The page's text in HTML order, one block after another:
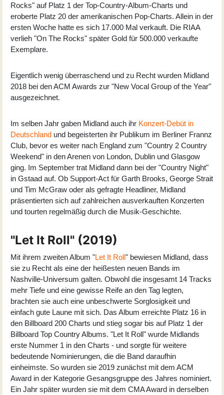
Rocks" auf Platz 1 der Top-Country-Album-Charts und
eroberte Platz 20 der amerikanischen Pop-Charts. Allein in der
ersten Woche hatte es sich 17.000 Mal verkauft. Die RIAA
verlieh "On The Rocks" später Gold für 500.000 verkaufte
Exemplare.
Eigentlich wenig überraschend und zu Recht wurden Midland
2018 bei den ACM Awards zur "New Vocal Group of the Year"
ausgezeichnet.
Im selben Jahr gaben Midland auch ihr Konzert-Debüt in
Deutschland und begeisterten ihr Publikum im Berliner Frannz
Club, bevor es weiter nach England zum "Country 2 Country
Weekend" in den Arenen von London, Dublin und Glasgow
ging. Im September trat Midland dann bei der "Country Night"
in Gstaad auf. Ob Support-Act für Garth Brooks, George Strait
und Tim McGraw oder als gefragte Headliner, Midland
präsentierten sich auf zahlreichen ausverkauften Konzerten
und tourten regelmäßig durch die Musik-Geschichte.
"Let It Roll" (2019)
Mit ihrem zweiten Album "Let It Roll" bewiesen Midland, dass
sie zu Recht als eine der heißesten neuen Bands im
Nashville-Universum galten. Obwohl die insgesamt 14 Tracks
mehr Tiefe und eine gewisse Reife an den Tag legten,
brachten sie auch eine unbeschwerte Sorglosigkeit und
einfach gute Laune mit sich. Das Album erreichte Platz 16 in
den Billboard 200 Charts und stieg sogar bis auf Platz 1 der
Billboard Top Country Albums. "Let It Roll" wurde Midlands
erste Nummer 1 in den Charts - und sorgte für weitere
bedeutende Nominierungen, die die Band daraufhin
einheimste. So wurden sie 2019 zunächst mit dem ACM
Award in der Kategorie Gesangsgruppe des Jahres nominiert.
Ein Jahr später wurden sie mit dem CMA Award in derselben